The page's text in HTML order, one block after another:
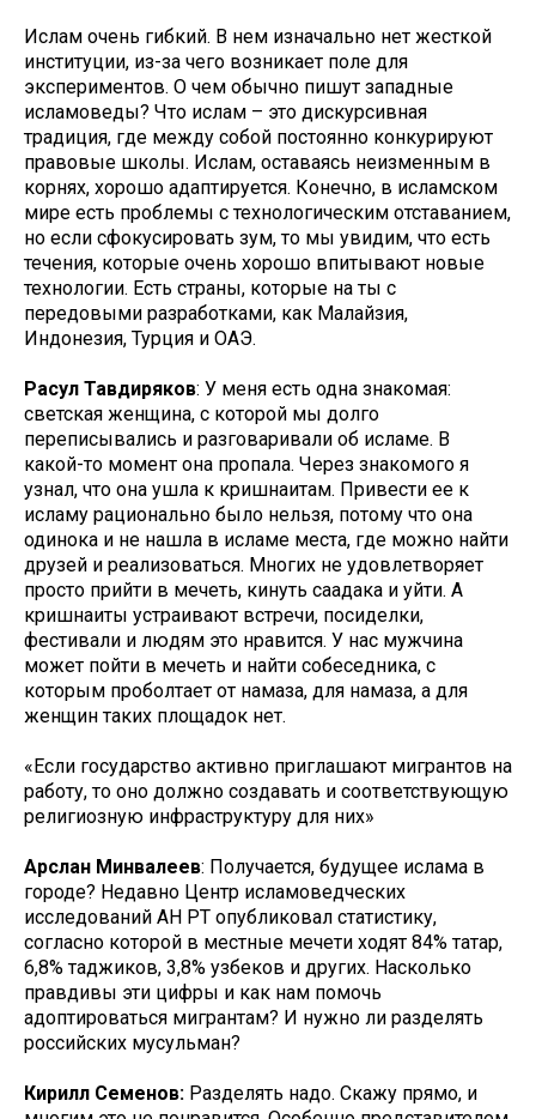
Ислам очень гибкий. В нем изначально нет жесткой
институции, из-за чего возникает поле для
экспериментов. О чем обычно пишут западные
исламоведы? Что ислам – это дискурсивная
традиция, где между собой постоянно конкурируют
правовые школы. Ислам, оставаясь неизменным в
корнях, хорошо адаптируется. Конечно, в исламском
мире есть проблемы с технологическим отставанием,
но если сфокусировать зум, то мы увидим, что есть
течения, которые очень хорошо впитывают новые
технологии. Есть страны, которые на ты с
передовыми разработками, как Малайзия,
Индонезия, Турция и ОАЭ.
Расул Тавдиряков: У меня есть одна знакомая:
светская женщина, с которой мы долго
переписывались и разговаривали об исламе. В
какой-то момент она пропала. Через знакомого я
узнал, что она ушла к кришнаитам. Привести ее к
исламу рационально было нельзя, потому что она
одинока и не нашла в исламе места, где можно найти
друзей и реализоваться. Многих не удовлетворяет
просто прийти в мечеть, кинуть саадака и уйти. А
кришнаиты устраивают встречи, посиделки,
фестивали и людям это нравится. У нас мужчина
может пойти в мечеть и найти собеседника, с
которым проболтает от намаза, для намаза, а для
женщин таких площадок нет.
«Если государство активно приглашают мигрантов на
работу, то оно должно создавать и соответствующую
религиозную инфраструктуру для них»
Арслан Минвалеев: Получается, будущее ислама в
городе? Недавно Центр исламоведческих
исследований АН РТ опубликовал статистику,
согласно которой в местные мечети ходят 84% татар,
6,8% таджиков, 3,8% узбеков и других. Насколько
правдивы эти цифры и как нам помочь
адоптироваться мигрантам? И нужно ли разделять
российских мусульман?
Кирилл Семенов: Разделять надо. Скажу прямо, и